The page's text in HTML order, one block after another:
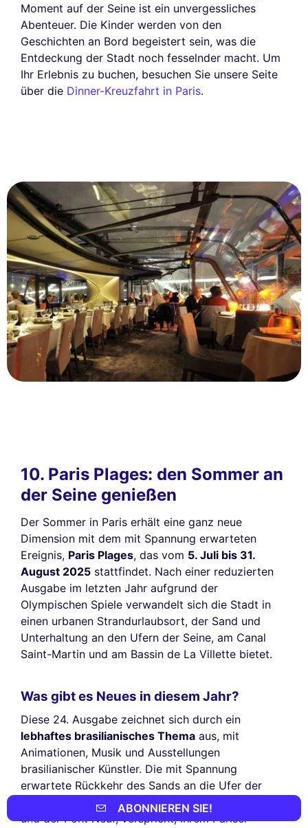
Moment auf der Seine ist ein unvergessliches
Abenteuer. Die Kinder werden von den
Geschichten an Bord begeistert sein, was die
Entdeckung der Stadt noch fesselnder macht. Um
Ihr Erlebnis zu buchen, besuchen Sie unsere Seite
über die Dinner-Kreuzfahrt in Paris.
10. Paris Plages: den Sommer an
der Seine genießen
Der Sommer in Paris erhält eine ganz neue
Dimension mit dem mit Spannung erwarteten
Ereignis, Paris Plages, das vom 5. Juli bis 31.
August 2025 stattfindet. Nach einer reduzierten
Ausgabe im letzten Jahr aufgrund der
Olympischen Spiele verwandelt sich die Stadt in
einen urbanen Strandurlaubsort, der Sand und
Unterhaltung an den Ufern der Seine, am Canal
Saint-Martin und am Bassin de La Villette bietet.
Was gibt es Neues in diesem Jahr?
Diese 24. Ausgabe zeichnet sich durch ein
lebhaftes brasilianisches Thema aus, mit
Animationen, Musik und Ausstellungen
brasilianischer Künstler. Die mit Spannung
erwartete Rückkehr des Sands an die Ufer der
Seine, insbesondere zwischen der Pont au Change
und der Pont Neuf, verspricht, Ihrem Pariser
ABONNIEREN SIE!